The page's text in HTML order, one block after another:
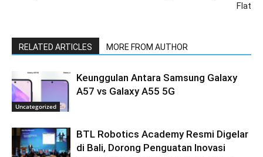
Flat
RELATED ARTICLES MORE FROM AUTHOR
Uncategorized
Keunggulan Antara Samsung Galaxy
A57 vs Galaxy A55 5G
BTL Robotics Academy Resmi Digelar
di Bali, Dorong Penguatan Inovasi